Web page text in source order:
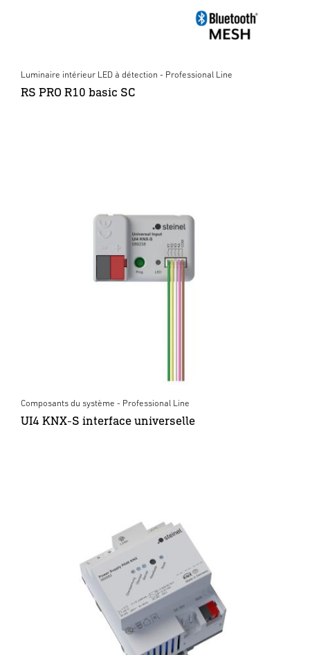
Luminaire intérieur LED à détection - Professional Line
RS PRO R10 basic SC
Composants du système - Professional Line
UI4 KNX-S interface universelle